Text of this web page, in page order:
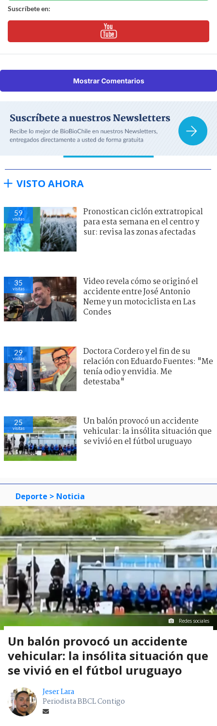
Suscríbete en:
Mostrar Comentarios
VISTO AHORA
59
visitas
Pronostican ciclón extratropical
para esta semana en el centro y
sur: revisa las zonas afectadas
35
visitas
Video revela cómo se originó el
accidente entre José Antonio
Neme y un motociclista en Las
Condes
29
visitas
Doctora Cordero y el fin de su
relación con Eduardo Fuentes: "Me
tenía odio y envidia. Me
detestaba"
25
visitas
Un balón provocó un accidente
vehicular: la insólita situación que
se vivió en el fútbol uruguayo
Deporte > Noticia
Redes sociales
Un balón provocó un accidente
vehicular: la insólita situación que
se vivió en el fútbol uruguayo
Jeser Lara
Periodista BBCL Contigo